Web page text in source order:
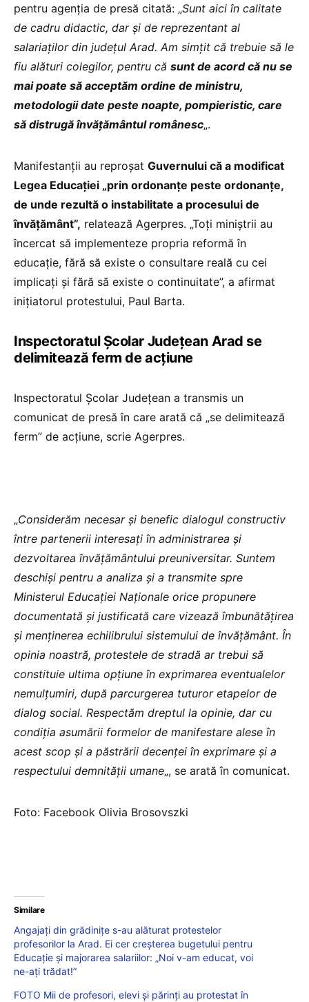
pentru agenția de presă citată: „Sunt aici în calitate
de cadru didactic, dar şi de reprezentant al
salariaților din județul Arad. Am simțit că trebuie să le
fiu alături colegilor, pentru că sunt de acord că nu se
mai poate să acceptăm ordine de ministru,
metodologii date peste noapte, pompieristic, care
să distrugă învățământul românesc„.
Manifestanții au reproșat Guvernului că a modificat
Legea Educației „prin ordonanțe peste ordonanțe,
de unde rezultă o instabilitate a procesului de
învățământ”, relatează Agerpres. „Toți miniștrii au
încercat să implementeze propria reformă în
educație, fără să existe o consultare reală cu cei
implicați și fără să existe o continuitate”, a afirmat
inițiatorul protestului, Paul Barta.
Inspectoratul Școlar Județean Arad se
delimitează ferm de acțiune
Inspectoratul Şcolar Judeţean a transmis un
comunicat de presă în care arată că „se delimitează
ferm” de acțiune, scrie Agerpres.
„Considerăm necesar şi benefic dialogul constructiv
între partenerii interesaţi în administrarea şi
dezvoltarea învăţământului preuniversitar. Suntem
deschişi pentru a analiza şi a transmite spre
Ministerul Educaţiei Naţionale orice propunere
documentată şi justificată care vizează îmbunătăţirea
şi menţinerea echilibrului sistemului de învăţământ. În
opinia noastră, protestele de stradă ar trebui să
constituie ultima opţiune în exprimarea eventualelor
nemulţumiri, după parcurgerea tuturor etapelor de
dialog social. Respectăm dreptul la opinie, dar cu
condiţia asumării formelor de manifestare alese în
acest scop şi a păstrării decenţei în exprimare şi a
respectului demnităţii umane„, se arată în comunicat.
Foto: Facebook Olivia Brosovszki
Similare
Angajați din grădinițe s-au alăturat protestelor
profesorilor la Arad. Ei cer creșterea bugetului pentru
Educație și majorarea salariilor: „Noi v-am educat, voi
ne-aţi trădat!”
FOTO Mii de profesori, elevi și părinți au protestat în